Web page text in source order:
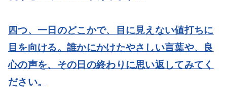
四つ、一日のどこかで、目に見えない値打ちに
目を向ける。 誰かにかけたやさしい言葉や、良
心の声を、その日の終わりに思い返してみてく
ださい。